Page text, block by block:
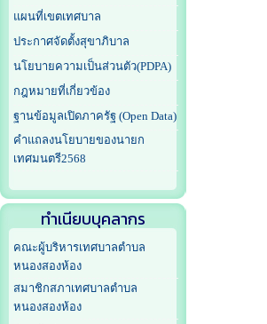
แผนที่เขตเทศบาล
ประกาศจัดตั้งสุขาภิบาล
นโยบายความเป็นส่วนตัว(PDPA)
กฎหมายที่เกี่ยวข้อง
ฐานข้อมูลเปิดภาครัฐ (Open Data)
คำแถลงนโยบายของนายก
เทศมนตรี2568
ทำเนียบบุคลากร
คณะผู้บริหารเทศบาลตำบล
หนองสองห้อง
สมาชิกสภาเทศบาลตำบล
หนองสองห้อง